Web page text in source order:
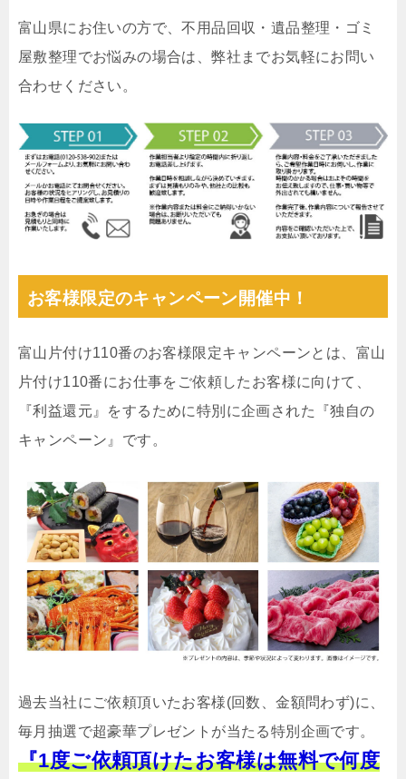
富山県にお住いの方で、不用品回収・遺品整理・ゴミ
屋敷整理でお悩みの場合は、弊社までお気軽にお問い
合わせください。
お客様限定のキャンペーン開催中！
富山片付け110番のお客様限定キャンペーンとは、富山
片付け110番にお仕事をご依頼したお客様に向けて、
『利益還元』をするために特別に企画された『独自の
キャンペーン』です。
過去当社にご依頼頂いたお客様(回数、金額問わず)に、
毎月抽選で超豪華プレゼントが当たる特別企画です。
『1度ご依頼頂けたお客様は無料で何度